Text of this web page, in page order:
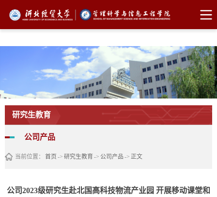
FUN88乐天使·(中国)集团
研究生教育
公司产品
当前位置： 首页 -> 研究生教育 -> 公司产品 -> 正文
公司2023级研究生赴北国高科技物流产业园 开展移动课堂和